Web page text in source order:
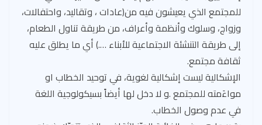
للمجتمع الذي يعيشون فيه من(عادات ، وتقاليد، واحتفالات،
وزواج، وسلوك وأنظمة وأعراف، من طريقة تناول الطعام،
إلى طريقة التنشئة الاجتماعية للأبناء ….) أي ما يطلق عليه
ثقافة مجتمع.
الإشكالية ليست إشكالية لغوية، في توحيد الخطاب او
مواءَمته للمجتمع .و لا دخل لها أيضاً بسيكولوجية اللغة
في عدم وصول الخطاب.